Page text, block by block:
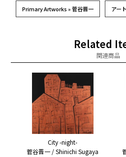
Primary Artworks » 菅谷晋一 アー
Related
関連商品
City -night-
菅谷晋一 / Shinichi Sugaya